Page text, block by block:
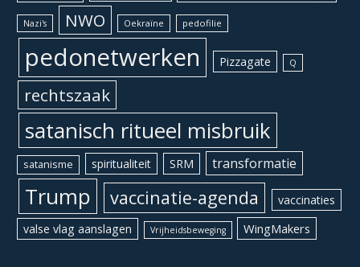
Nazi's NWO Oekraïne pedofilie
pedonetwerken Pizzagate Q
rechtszaak
satanisch ritueel misbruik
satanisme spiritualiteit SRM transformatie
Trump vaccinatie-agenda
vaccinaties
valse vlag aanslagen
Vrijheidsbeweging WingMakers